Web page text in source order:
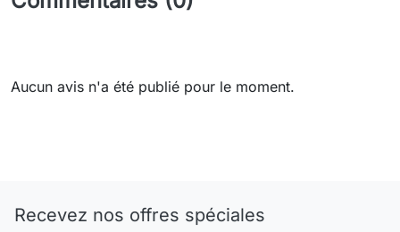
Aucun avis n'a été publié pour le moment.
Recevez nos offres spéciales